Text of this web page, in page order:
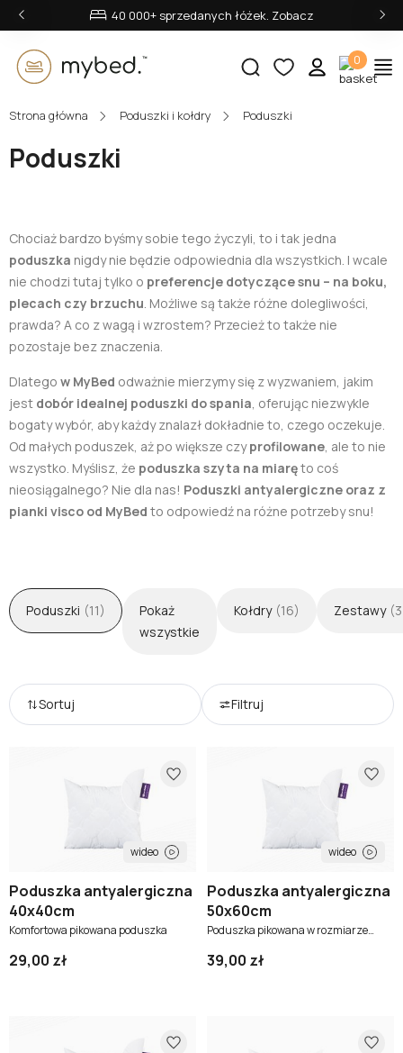
40 000+ sprzedanych łóżek. Zobacz
‹ ›
0
Strona główna Poduszki i kołdry Poduszki
E-mail:
Zaloguj się
Nie pamiętasz hasła?
lub zaloguj się przez:
Facebook Google
Poduszki
Chociaż bardzo byśmy sobie tego życzyli, to i tak jedna
poduszka nigdy nie będzie odpowiednia dla wszystkich. I wcale
nie chodzi tutaj tylko o preferencje dotyczące snu – na boku,
plecach czy brzuchu. Możliwe są także różne dolegliwości,
prawda? A co z wagą i wzrostem? Przecież to także nie
pozostaje bez znaczenia.
Dlatego w MyBed odważnie mierzymy się z wyzwaniem, jakim
jest dobór idealnej poduszki do spania, oferując niezwykle
bogaty wybór, aby każdy znalazł dokładnie to, czego oczekuje.
Od małych poduszek, aż po większe czyprofilowane, ale to nie
wszystko. Myślisz, że poduszka szyta na miaręto coś
nieosiągalnego? Nie dla nas! Poduszki antyalergiczne oraz z
pianki visco od MyBed to odpowiedź na różne potrzeby snu!
Poduszki (11)
Pokaż
wszystkie
Kołdry (16) Zestawy
Sortuj Filtruj
wideo
Poduszka antyalergiczna
40x40cm
Komfortowa pikowana poduszka
29,00 zł
wideo
Poduszka antyalergiczna
50x60cm
Poduszka pikowana w rozmiarze
39,00 zł